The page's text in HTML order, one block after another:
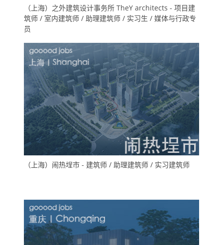
（上海）之外建筑设计事务所 TheY architects - 项目建
筑师 / 室内建筑师 / 助理建筑师 / 实习生 / 媒体与行政专
员
（上海）闹热埕市 - 建筑师 / 助理建筑师 / 实习建筑师